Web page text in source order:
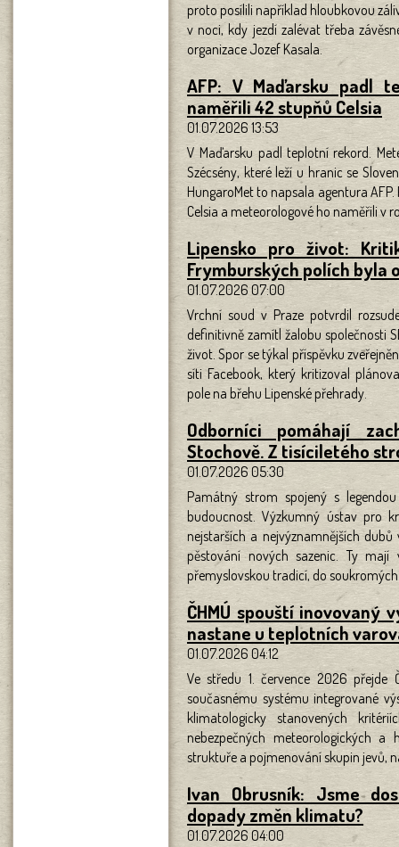
proto posílili například hloubkovou
v noci, kdy jezdí zalévat třeba
organizace Jozef Kasala.
AFP: V Maďarsku padl
naměřili 42 stupňů Celsia
01.07.2026 13:53
V Maďarsku padl teplotní rekord.
Szécsény, které leží u hranic se
HungaroMet to napsala agentura
Celsia a meteorologové ho naměřili v
Lipensko pro život:
Frymburských polích byla
01.07.2026 07:00
Vrchní soud v Praze potvrdil
definitivně zamítl žalobu společnosti
život. Spor se týkal příspěvku
síti Facebook, který kritizoval
pole na břehu Lipenské přehrady.
Odborníci pomáhají
Stochově. Z tisíciletého
01.07.2026 05:30
Památný strom spojený s
budoucnost. Výzkumný ústav pro
nejstarších a nejvýznamnějších
pěstování nových sazenic. Ty
přemyslovskou tradicí, do
ČHMÚ spouští inovovaný
nastane u teplotních
01.07.2026 04:12
Ve středu 1. července 2026 přejde
současnému systému integrované
klimatologicky stanovených
nebezpečných meteorologických
struktuře a pojmenování skupin jevů,
Ivan Obrusník: Jsme
dopady změn klimatu?
01.07.2026 04:00